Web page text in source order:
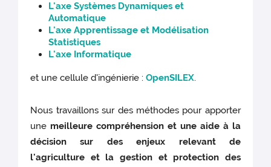
L'axe Systèmes Dynamiques et
Automatique
L'axe Apprentissage et Modélisation
Statistiques
L'axe Informatique
et une cellule d'ingénierie :OpenSILEX.
Nous travaillons sur des méthodes pour apporter
une meilleure compréhension et une aide à la
décision sur des enjeux relevant de
l'agriculture et la gestion et protection des